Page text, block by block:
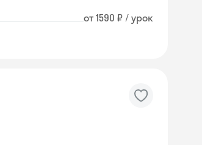
от 1590 ₽ / урок